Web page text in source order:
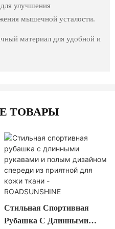
улучшения
мышечной усталости.
материал для удобной и
ТОВАРЫ
Стильная Спортивная
Рубашка С Длинными